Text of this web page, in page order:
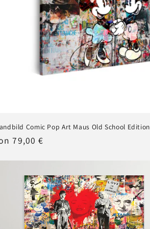
Comic Pop Art Maus Old School Edition
79,00 €